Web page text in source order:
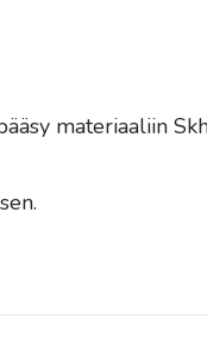
materiaaliin